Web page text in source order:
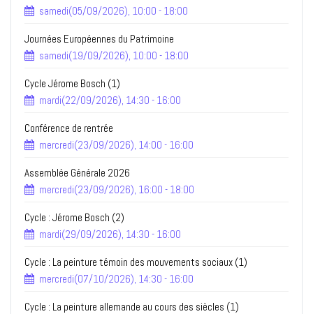
samedi(05/09/2026), 10:00 - 18:00
Journées Européennes du Patrimoine
samedi(19/09/2026), 10:00 - 18:00
Cycle Jérome Bosch (1)
mardi(22/09/2026), 14:30 - 16:00
Conférence de rentrée
mercredi(23/09/2026), 14:00 - 16:00
Assemblée Générale 2026
mercredi(23/09/2026), 16:00 - 18:00
Cycle : Jérome Bosch (2)
mardi(29/09/2026), 14:30 - 16:00
Cycle : La peinture témoin des mouvements sociaux (1)
mercredi(07/10/2026), 14:30 - 16:00
Cycle : La peinture allemande au cours des siècles (1)